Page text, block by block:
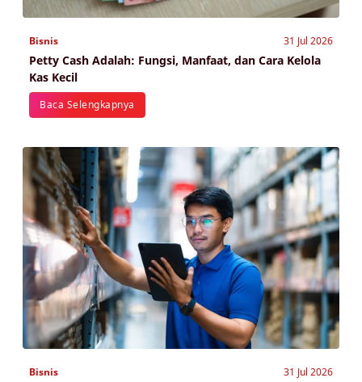
Bisnis 31 Jul 2026
Petty Cash Adalah: Fungsi, Manfaat, dan Cara Kelola
Kas Kecil
Baca Selengkapnya
Bisnis 31 Jul 2026